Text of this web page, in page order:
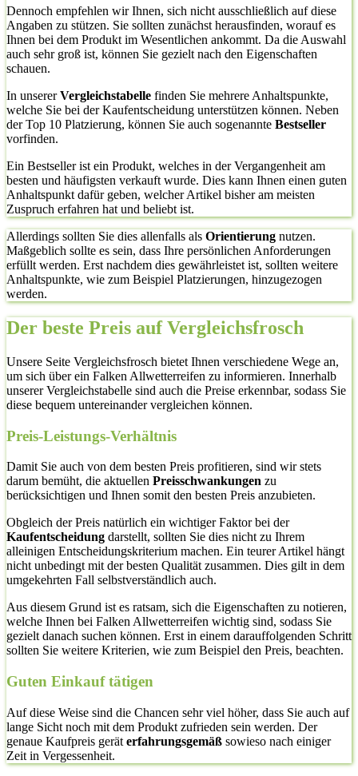
Dennoch empfehlen wir Ihnen, sich nicht ausschließlich auf diese
Angaben zu stützen. Sie sollten zunächst herausfinden, worauf es
Ihnen bei dem Produkt im Wesentlichen ankommt. Da die Auswahl
auch sehr groß ist, können Sie gezielt nach den Eigenschaften
schauen.
In unsererVergleichstabelle finden Sie mehrere Anhaltspunkte,
welche Sie bei der Kaufentscheidung unterstützen können. Neben
der Top 10 Platzierung, können Sie auch sogenannte Bestseller
vorfinden.
Ein Bestseller ist ein Produkt, welches in der Vergangenheit am
besten und häufigsten verkauft wurde. Dies kann Ihnen einen guten
Anhaltspunkt dafür geben, welcher Artikel bisher am meisten
Zuspruch erfahren hat und beliebt ist.
Allerdings sollten Sie dies allenfalls als Orientierung nutzen.
Maßgeblich sollte es sein, dass Ihre persönlichen Anforderungen
erfüllt werden. Erst nachdem dies gewährleistet ist, sollten weitere
Anhaltspunkte, wie zum Beispiel Platzierungen, hinzugezogen
werden.
Der beste Preis auf Vergleichsfrosch
Unsere Seite Vergleichsfrosch bietet Ihnen verschiedene Wege an,
um sich über ein Falken Allwetterreifen zu informieren. Innerhalb
unserer Vergleichstabelle sind auch die Preise erkennbar, sodass Sie
diese bequem untereinander vergleichen können.
Preis-Leistungs-Verhältnis
Damit Sie auch von dem besten Preis profitieren, sind wir stets
darum bemüht, die aktuellen Preisschwankungen zu
berücksichtigen und Ihnen somit den besten Preis anzubieten.
Obgleich der Preis natürlich ein wichtiger Faktor bei der
Kaufentscheidung darstellt, sollten Sie dies nicht zu Ihrem
alleinigen Entscheidungskriterium machen. Ein teurer Artikel hängt
nicht unbedingt mit der besten Qualität zusammen. Dies gilt in dem
umgekehrten Fall selbstverständlich auch.
Aus diesem Grund ist es ratsam, sich die Eigenschaften zu notieren,
welche Ihnen bei Falken Allwetterreifen wichtig sind, sodass Sie
gezielt danach suchen können. Erst in einem darauffolgenden Schritt
sollten Sie weitere Kriterien, wie zum Beispiel den Preis, beachten.
Guten Einkauf tätigen
Auf diese Weise sind die Chancen sehr viel höher, dass Sie auch auf
lange Sicht noch mit dem Produkt zufrieden sein werden. Der
genaue Kaufpreis gerät erfahrungsgemäß sowieso nach einiger
Zeit in Vergessenheit.